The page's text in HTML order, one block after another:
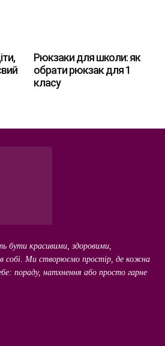
Рюкзаки для школи: як
обрати рюкзак для 1
класу
бути красивими, здоровими,
собі. Ми створюємо простір, де кожна
пораду, натхнення або просто гарне